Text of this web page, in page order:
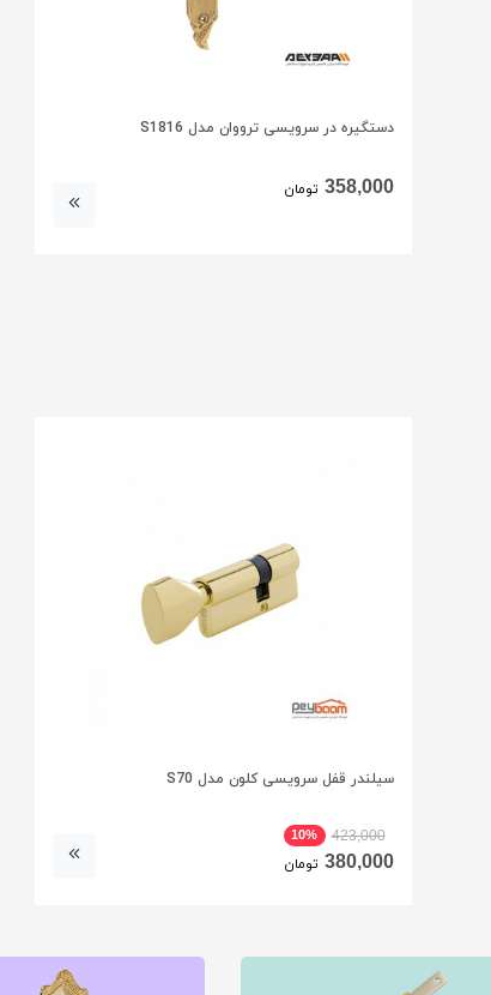
دستگیره در سرویسی ترووان مدل S1816
358,000 تومان
سیلندر قفل سرویسی کلون مدل S70
10% 423,000
380,000 تومان